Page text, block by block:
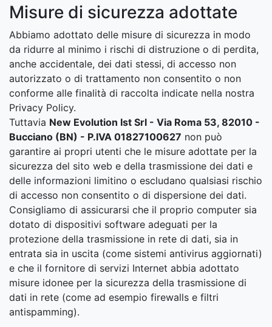
Misure di sicurezza adottate
Abbiamo adottato delle misure di sicurezza in modo
da ridurre al minimo i rischi di distruzione o di perdita,
anche accidentale, dei dati stessi, di accesso non
autorizzato o di trattamento non consentito o non
conforme alle finalità di raccolta indicate nella nostra
Privacy Policy.
Tuttavia New Evolution Ist Srl - Via Roma 53, 82010 -
Bucciano (BN) - P.IVA 01827100627 non può
garantire ai propri utenti che le misure adottate per la
sicurezza del sito web e della trasmissione dei dati e
delle informazioni limitino o escludano qualsiasi rischio
di accesso non consentito o di dispersione dei dati.
Consigliamo di assicurarsi che il proprio computer sia
dotato di dispositivi software adeguati per la
protezione della trasmissione in rete di dati, sia in
entrata sia in uscita (come sistemi antivirus aggiornati)
e che il fornitore di servizi Internet abbia adottato
misure idonee per la sicurezza della trasmissione di
dati in rete (come ad esempio firewalls e filtri
antispamming).